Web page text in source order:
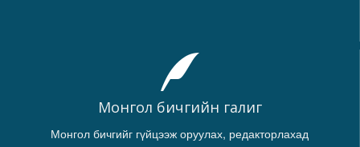
Монгол бичгийн галиг
Монгол бичгийг гүйцээж оруулах, редакторлахад